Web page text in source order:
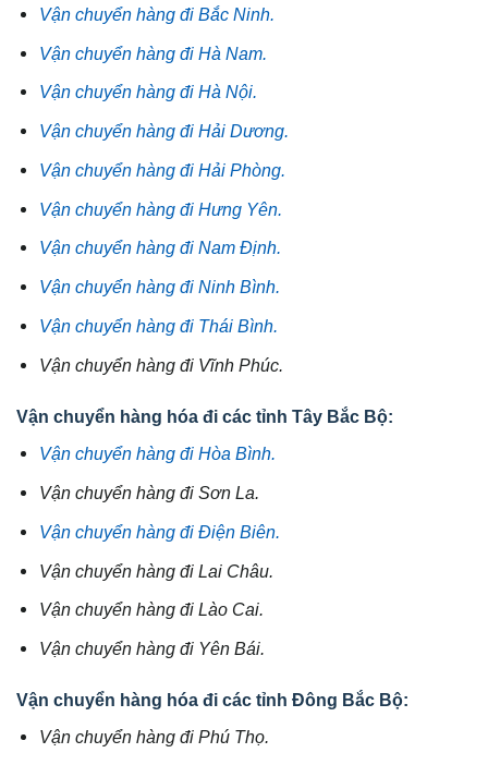
Vận chuyển hàng đi Bắc Ninh.
Vận chuyển hàng đi Hà Nam.
Vận chuyển hàng đi Hà Nội.
Vận chuyển hàng đi Hải Dương.
Vận chuyển hàng đi Hải Phòng.
Vận chuyển hàng đi Hưng Yên.
Vận chuyển hàng đi Nam Định.
Vận chuyển hàng đi Ninh Bình.
Vận chuyển hàng đi Thái Bình.
Vận chuyển hàng đi Vĩnh Phúc.
Vận chuyển hàng hóa đi các tỉnh Tây Bắc Bộ:
Vận chuyển hàng đi Hòa Bình.
Vận chuyển hàng đi Sơn La.
Vận chuyển hàng đi Điện Biên.
Vận chuyển hàng đi Lai Châu.
Vận chuyển hàng đi Lào Cai.
Vận chuyển hàng đi Yên Bái.
Vận chuyển hàng hóa đi các tỉnh Đông Bắc Bộ:
Vận chuyển hàng đi Phú Thọ.